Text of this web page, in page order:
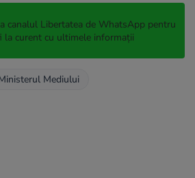
canalul Libertatea de WhatsApp pentru
la curent cu ultimele informații
Mediului